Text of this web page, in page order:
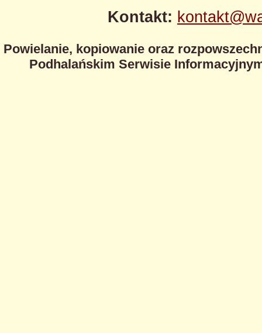
Kontakt:
Powielanie, kopiowanie oraz
Podhalańskim Serwisie